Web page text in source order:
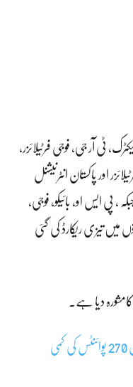
ٹی آر جی، فوجی فرٹیلائزر،
اور پاکستان انٹرنیشنل
ایس او، بائیکو، فوجی،
میں تیزی ریکارڈ کی گئی
دیا ہے۔